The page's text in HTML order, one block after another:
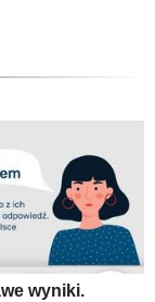
wyniki.